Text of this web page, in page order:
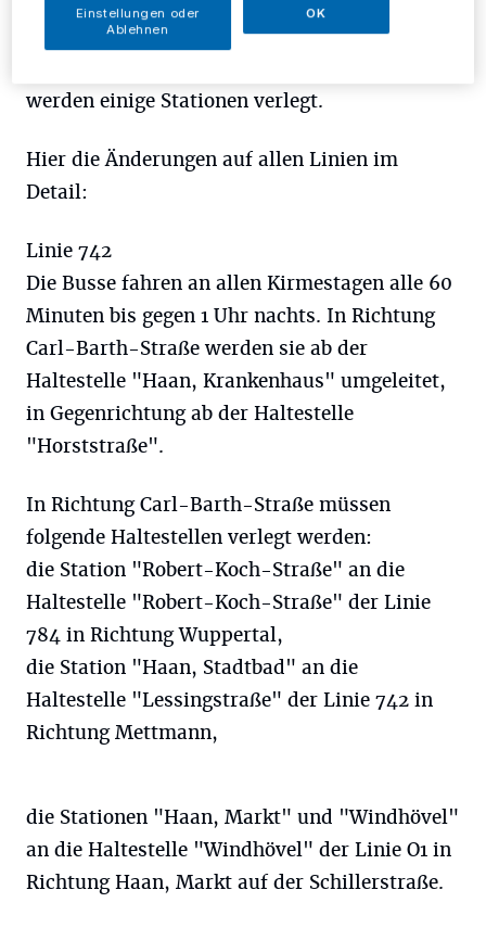
792, SB50, O1 und DL5. Sie umfahren die
werden einige Stationen verlegt.
Hier die Änderungen auf allen Linien im
Detail:
Linie 742
Die Busse fahren an allen Kirmestagen alle 60
Minuten bis gegen 1 Uhr nachts. In Richtung
Carl-Barth-Straße werden sie ab der
Haltestelle "Haan, Krankenhaus" umgeleitet,
in Gegenrichtung ab der Haltestelle
"Horststraße".
In Richtung Carl-Barth-Straße müssen
folgende Haltestellen verlegt werden:
die Station "Robert-Koch-Straße" an die
Haltestelle "Robert-Koch-Straße" der Linie
784 in Richtung Wuppertal,
die Station "Haan, Stadtbad" an die
Haltestelle "Lessingstraße" der Linie 742 in
Richtung Mettmann,
die Stationen "Haan, Markt" und "Windhövel"
an die Haltestelle "Windhövel" der Linie O1 in
Richtung Haan, Markt auf der Schillerstraße.
Einstellungen oder
Ablehnen
OK